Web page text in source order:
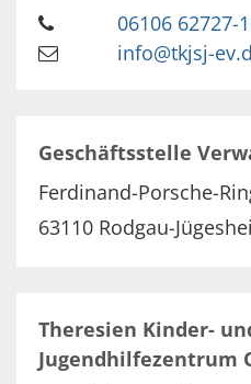
06106 62727-
info@tkjsj-
Geschäftsstelle
Ferdinand-Porsche-
63110 Rodgau-
Theresien Kinder-
Jugendhilfezentrum